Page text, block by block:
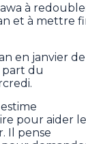
à
et à mettre
en janvier de
part du
pour aider
Il pense